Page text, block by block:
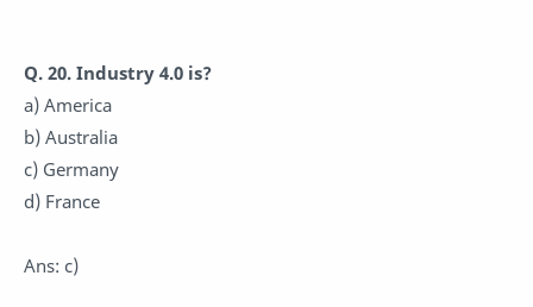
Q. 20. Industry 4.0 is?
a) America
b) Australia
c) Germany
d) France
Ans: c)